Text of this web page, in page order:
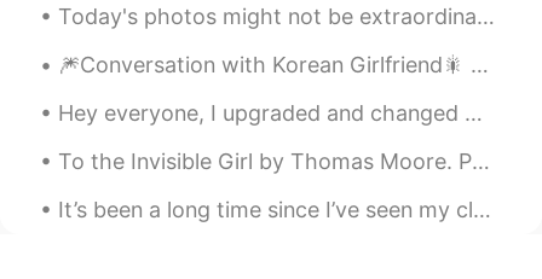
朝食の食べ物に
使うと
とても美味しい
です！（This is not a literal
natural, I think.）
Aya ஐ 2020.10.30 03:28
JP EN
Today's photos might not be extraordinary photography-wise but do tell the story of a good delici...
🎆Conversation with Korean Girlfriend🎇 한국 여자 친구와의 대화 🤖Part 1 Me: What do you want to eat? Gir...
Hey everyone, I upgraded and changed my phone recently about a week ago and I lost alllllll my m...
To the Invisible Girl by Thomas Moore. Part 6 of 6. Sweet Spirit! if such be your magical powe...
It’s been a long time since I’ve seen my close friend, because she living in Korea! 😭😭😭 I missed ...